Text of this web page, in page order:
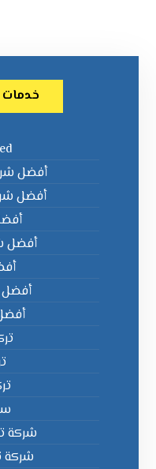
خدمات
أفضل
أفضل
أفضل
أفضل
شركة
شركة